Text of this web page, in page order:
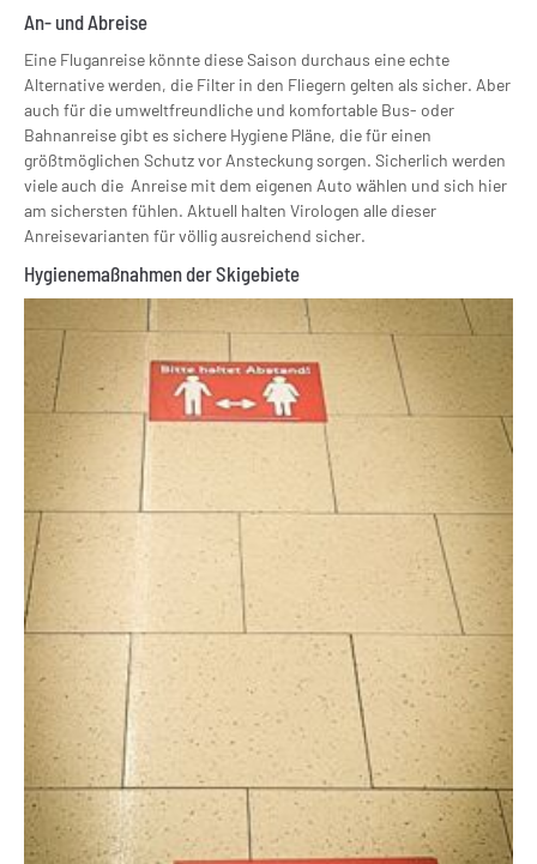
An- und Abreise
Eine Fluganreise könnte diese Saison durchaus eine echte
Alternative werden, die Filter in den Fliegern gelten als sicher. Aber
auch für die umweltfreundliche und komfortable Bus- oder
Bahnanreise gibt es sichere Hygiene Pläne, die für einen
größtmöglichen Schutz vor Ansteckung sorgen. Sicherlich werden
viele auch die Anreise mit dem eigenen Auto wählen und sich hier
am sichersten fühlen. Aktuell halten Virologen alle dieser
Anreisevarianten für völlig ausreichend sicher.
Hygienemaßnahmen der Skigebiete